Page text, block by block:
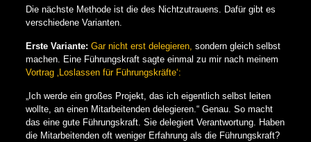
Die nächste Methode ist die des Nichtzutrauens. Dafür gibt es
verschiedene Varianten.
Erste Variante: Gar nicht erst delegieren, sondern gleich selbst
machen. Eine Führungskraft sagte einmal zu mir nach meinem
Vortrag ‚Loslassen für Führungskräfte‘:
„Ich werde ein großes Projekt, das ich eigentlich selbst leiten
wollte, an einen Mitarbeitenden delegieren.“ Genau. So macht
das eine gute Führungskraft. Sie delegiert Verantwortung. Haben
die Mitarbeitenden oft weniger Erfahrung als die Führungskraft?